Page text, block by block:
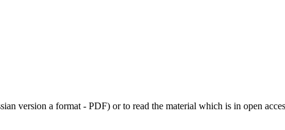
version a format - PDF) or to read the material which is in open